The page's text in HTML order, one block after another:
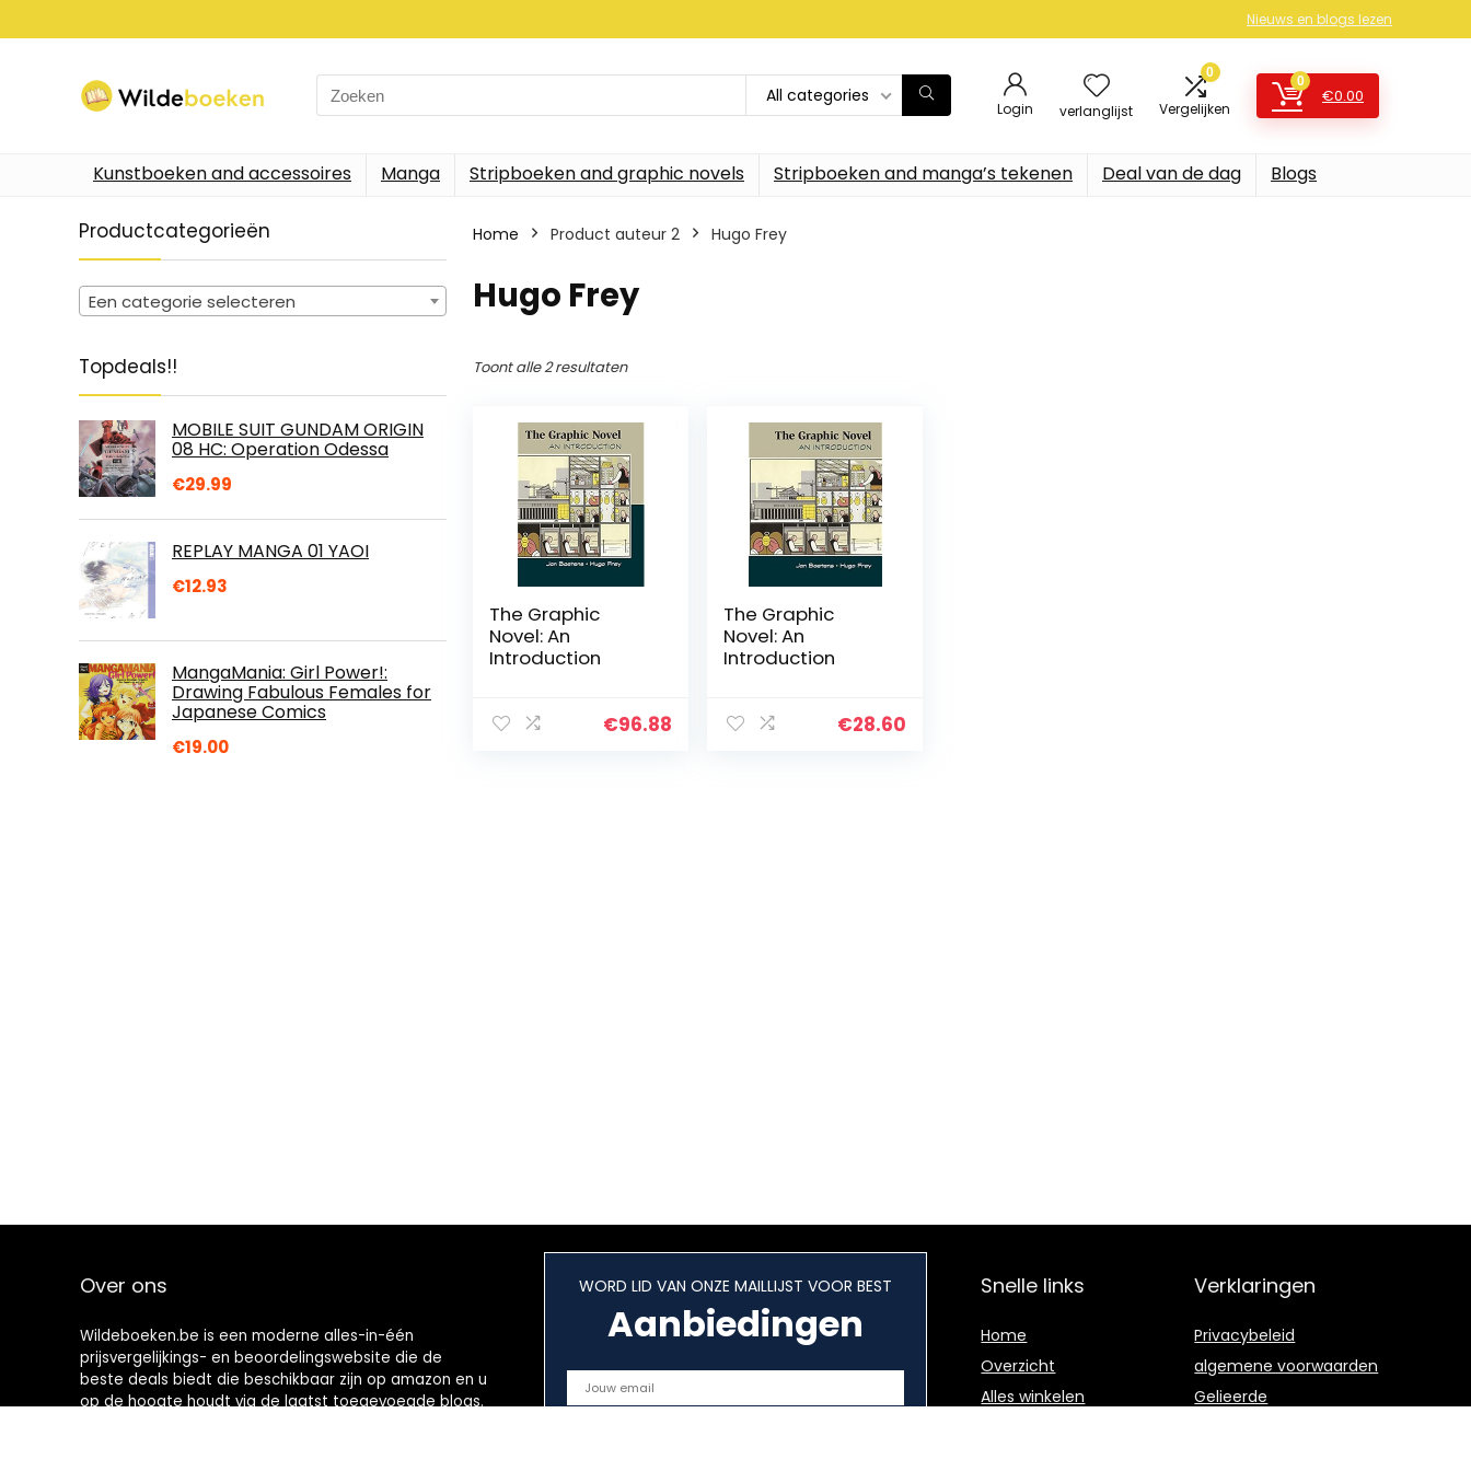
Nieuws en blogs lezen
Search
for:
All categories
Login verlanglijst
0
Vergelijken
0
€0.00
Kunstboeken and accessoires Manga Stripboeken and graphic novels Stripboeken and manga’s tekenen Deal van de dag Blogs
Productcategorieën
Een categorie selecteren
Topdeals!!
MOBILE SUIT GUNDAM ORIGIN
08 HC: Operation Odessa
€29.99
REPLAY MANGA 01 YAOI
€12.93
MangaMania: Girl Power!:
Drawing Fabulous Females for
Japanese Comics
€19.00
Home Product auteur 2 Hugo Frey
Hugo Frey
Toont alle 2 resultaten
The Graphic
Novel: An
Introduction
€96.88
The Graphic
Novel: An
Introduction
€28.60
Over ons
Wildeboeken.be is een moderne alles-in-één
prijsvergelijkings- en beoordelingswebsite die de
beste deals biedt die beschikbaar zijn op amazon en u
op de hoogte houdt via de laatst toegevoegde blogs.
WORD LID VAN ONZE MAILLIJST VOOR BEST
Aanbiedingen
Snelle links
Home
Overzicht
Alles winkelen
Verklaringen
Privacybeleid
algemene voorwaarden
Gelieerde